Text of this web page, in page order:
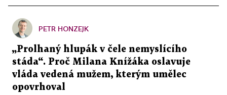
PETR HONZEJK
„Prolhaný hlupák v čele nemyslícího
stáda“. Proč Milana Knížáka oslavuje
vláda vedená mužem, kterým umělec
opovrhoval